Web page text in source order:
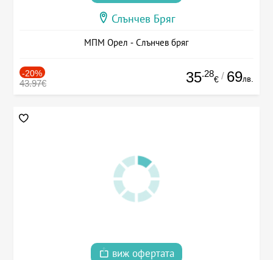
Слънчев Бряг
МПМ Орел - Слънчев бряг
-20%
43.97€ 35.28
€ / 69лв.
виж офертата